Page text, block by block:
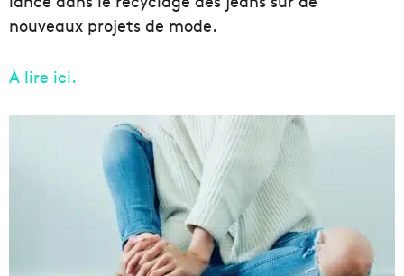
nouveaux projets de mode.
À lire ici.